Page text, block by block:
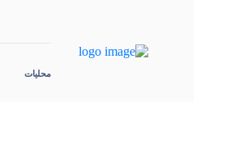
محليات